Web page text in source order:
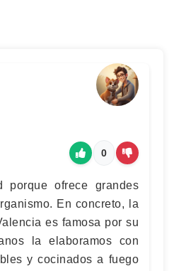
0
porque ofrece grandes
En concreto, la
es famosa por su
la elaboramos con
y cocinados a fuego